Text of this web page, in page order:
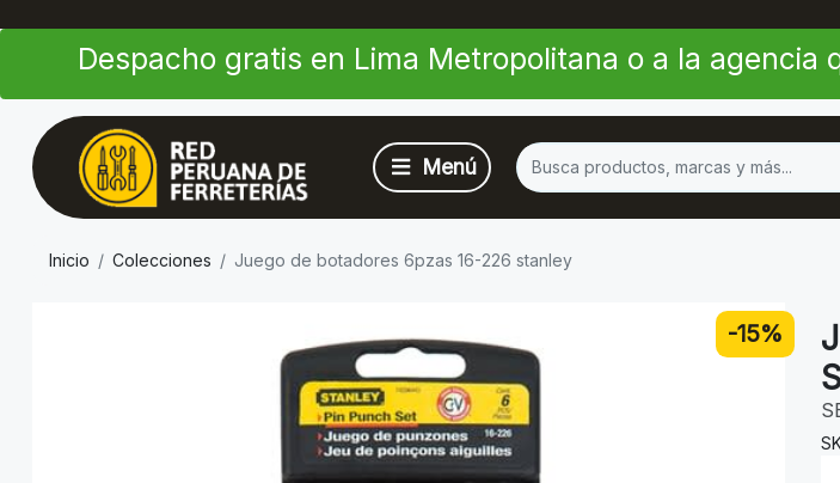
Despacho gratis en Lima Metropolitana o a la agencia
Inicio Colecciones Juego de botadores 6pzas 16-226 stanley
-15%